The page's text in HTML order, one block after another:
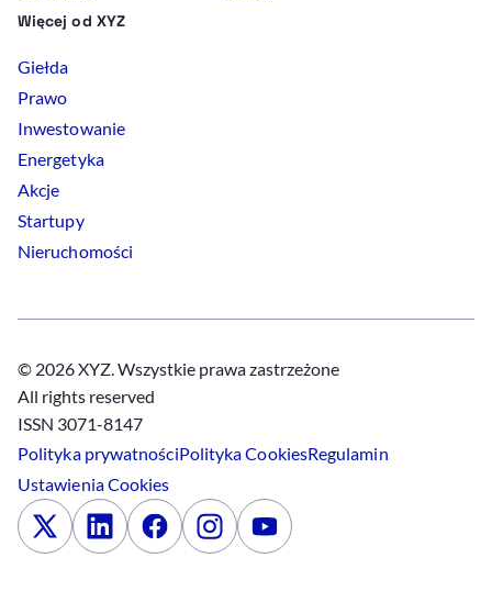
Więcej od XYZ
Giełda
Prawo
Inwestowanie
Energetyka
Akcje
Startupy
Nieruchomości
© 2026 XYZ. Wszystkie prawa zastrzeżone
All rights reserved
ISSN 3071-8147
Polityka prywatnościPolitykaCookiesRegulamin
UstawieniaCookies
x LinkedinFacebookInstagramYoutube